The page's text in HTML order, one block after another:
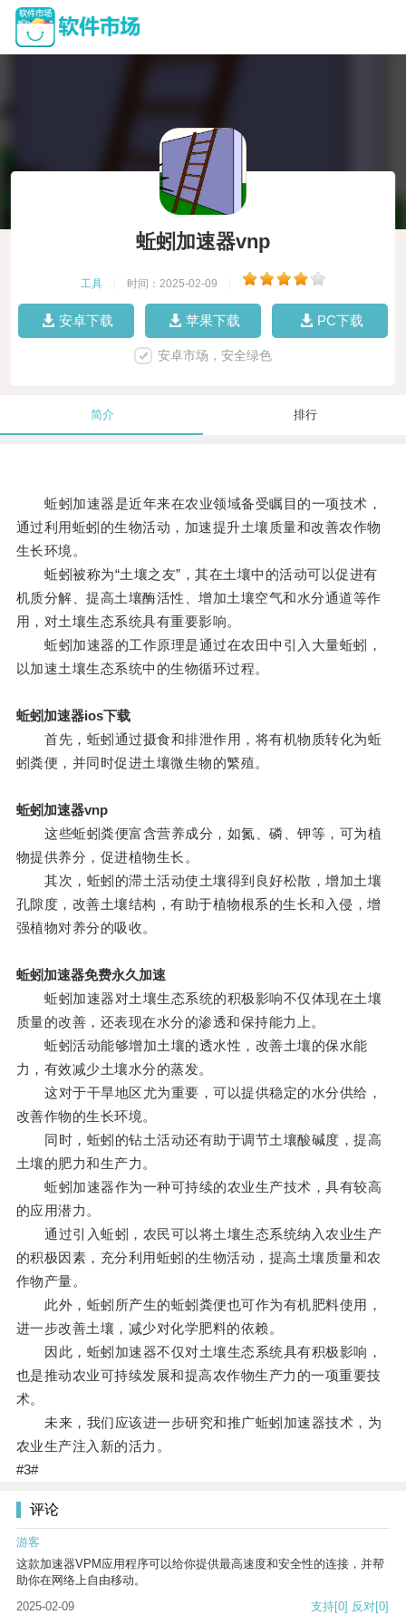
蚯蚓加速器vnp
工具 时间：2025-02-09
安卓下载 苹果下载 PC下载
安卓市场，安全绿色
简介 排行
蚯蚓加速器是近年来在农业领域备受瞩目的一项技术，
通过利用蚯蚓的生物活动，加速提升土壤质量和改善农作物
生长环境。
蚯蚓被称为“土壤之友”，其在土壤中的活动可以促进有
机质分解、提高土壤酶活性、增加土壤空气和水分通道等作
用，对土壤生态系统具有重要影响。
蚯蚓加速器的工作原理是通过在农田中引入大量蚯蚓，
以加速土壤生态系统中的生物循环过程。
蚯蚓加速器ios下载
首先，蚯蚓通过摄食和排泄作用，将有机物质转化为蚯
蚓粪便，并同时促进土壤微生物的繁殖。
蚯蚓加速器vnp
这些蚯蚓粪便富含营养成分，如氮、磷、钾等，可为植
物提供养分，促进植物生长。
其次，蚯蚓的滞土活动使土壤得到良好松散，增加土壤
孔隙度，改善土壤结构，有助于植物根系的生长和入侵，增
强植物对养分的吸收。
蚯蚓加速器免费永久加速
蚯蚓加速器对土壤生态系统的积极影响不仅体现在土壤
质量的改善，还表现在水分的渗透和保持能力上。
蚯蚓活动能够增加土壤的透水性，改善土壤的保水能
力，有效减少土壤水分的蒸发。
这对于干旱地区尤为重要，可以提供稳定的水分供给，
改善作物的生长环境。
同时，蚯蚓的钻土活动还有助于调节土壤酸碱度，提高
土壤的肥力和生产力。
蚯蚓加速器作为一种可持续的农业生产技术，具有较高
的应用潜力。
通过引入蚯蚓，农民可以将土壤生态系统纳入农业生产
的积极因素，充分利用蚯蚓的生物活动，提高土壤质量和农
作物产量。
此外，蚯蚓所产生的蚯蚓粪便也可作为有机肥料使用，
进一步改善土壤，减少对化学肥料的依赖。
因此，蚯蚓加速器不仅对土壤生态系统具有积极影响，
也是推动农业可持续发展和提高农作物生产力的一项重要技
术。
未来，我们应该进一步研究和推广蚯蚓加速器技术，为
农业生产注入新的活力。
#3#
评论
游客
这款加速器VPM应用程序可以给你提供最高速度和安全性的连接，并帮
助你在网络上自由移动。
2025-02-09
支持[0] 反对[0]